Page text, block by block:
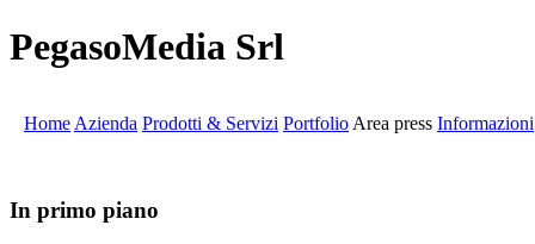
PegasoMedia Srl
Home Azienda Prodotti & Servizi Portfolio Area press Informazioni
In primo piano